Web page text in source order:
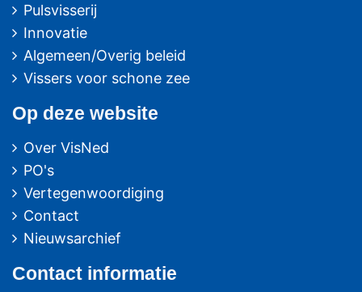
Pulsvisserij
Innovatie
Algemeen/Overig beleid
Vissers voor schone zee
Op deze website
Over VisNed
PO's
Vertegenwoordiging
Contact
Nieuwsarchief
Contact informatie